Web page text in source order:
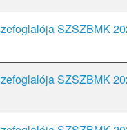
SZSZBMK
SZSZBMK